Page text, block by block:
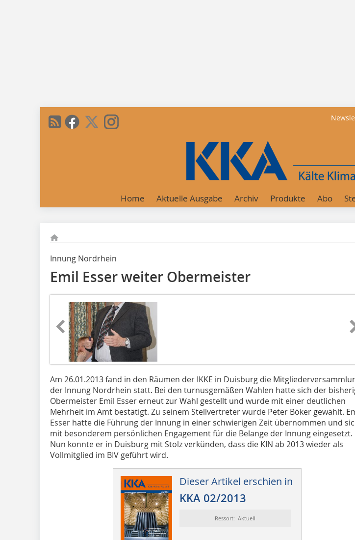
Home Aktuelle Ausgabe Archiv Produkte Abo
Innung Nordrhein
Emil Esser weiter Obermeister
Am 26.01.2013 fand in den Räumen der IKKE in Duisburg die
der Innung Nordrhein statt. Bei den turnusgemäßen Wahlen hatte sich der
Obermeister Emil Esser erneut zur Wahl gestellt und wurde mit einer deutlichen
Mehrheit im Amt bestätigt. Zu seinem Stellvertreter wurde Peter Böker gewählt.
Esser hatte die Führung der Innung in einer schwierigen Zeit übernommen und
mit besonderem persönlichen Engagement für die Belange der Innung eingesetzt.
Nun konnte er in Duisburg mit Stolz verkünden, dass die KIN ab 2013 wieder als
Vollmitglied im BIV geführt wird.
Dieser Artikel erschien in
KKA 02/2013
Ressort: Aktuell